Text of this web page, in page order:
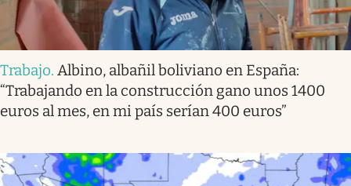
Trabajo. Albino, albañil boliviano en España:
“Trabajando en la construcción gano unos 1400
euros al mes, en mi país serían 400 euros”